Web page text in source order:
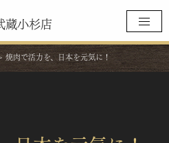
蔵小杉店
焼肉で活力を、日本を元気に！